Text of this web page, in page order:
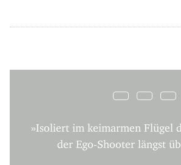
»Isoliert im keimarmen Flügel
der Ego-Shooter längst